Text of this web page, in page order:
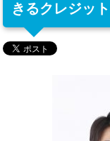
きるクレジッ